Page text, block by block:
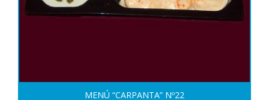
MENÚ “CARPANTA” Nº22